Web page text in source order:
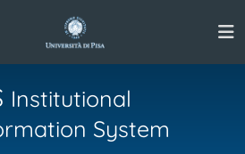
Institutional
System